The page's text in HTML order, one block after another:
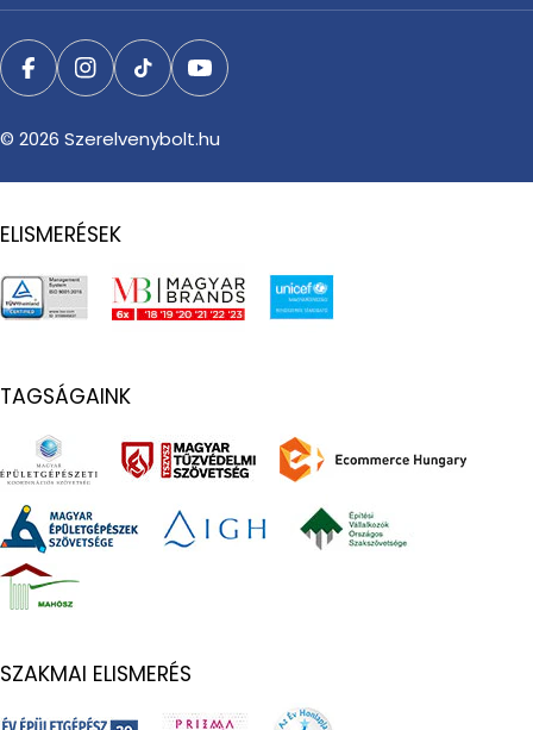
FacebookInstagram
TikTokYouTube
© 2026 Szerelvenybolt.hu
ELISMERÉSEK
TAGSÁGAINK
SZAKMAI ELISMERÉS